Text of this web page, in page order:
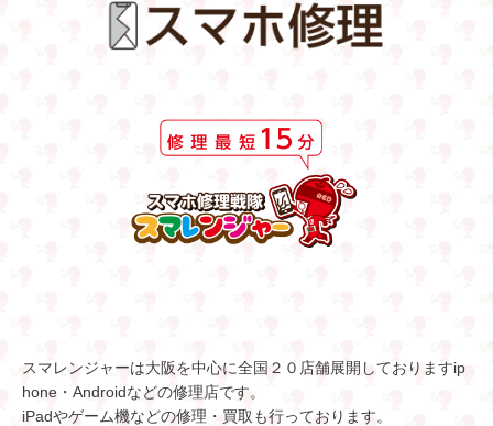
スマレンジャーは大阪を中心に全国２０店舗展開しておりますip
hone・Androidなどの修理店です。
iPadやゲーム機などの修理・買取も行っております。